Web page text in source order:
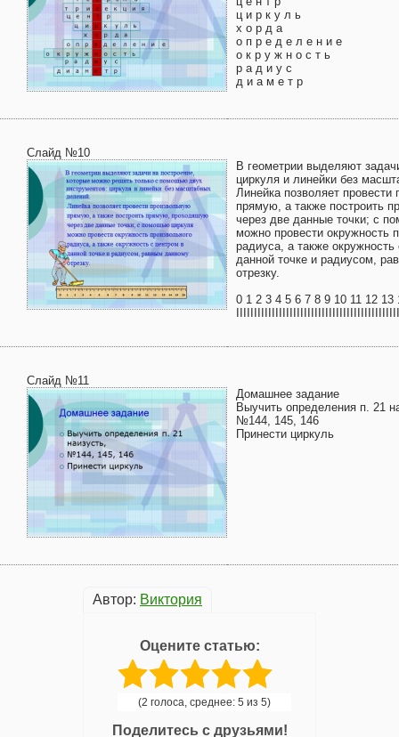
ц и р к у л ь
х о р д а
о п р е д е л е н и е
о к р у ж н о с т ь
р а д и у с
д и а м е т р
Слайд №10
В геометрии выделяют
циркуля и линейки без
Линейка позволяет провести
прямую, а также построить
через две данные точки; с
можно провести окружность
радиуса, а также окружность
данной точке и радиусом,
отрезку.
0 1 2 3 4 5 6 7 8 9 10 11 12 13
Слайд №11
Домашнее задание
Выучить определения п. 21
№144, 145, 146
Принести циркуль
Автор: Виктория
Оцените статью:
(2 голоса, среднее: 5 из 5)
Поделитесь с друзьями!